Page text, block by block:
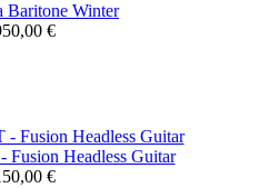
Baritone Winter
€
Fusion Headless Guitar
€